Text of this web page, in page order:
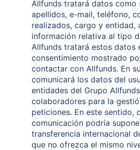
Allfunds tratará datos como
apellidos, e-mail, teléfono,
realizados, cargo y entidad,
información relativa al tipo
Allfunds tratará estos datos
consentimiento mostrado
contactar con Allfunds. En
comunicará los datos del
entidades del Grupo
colaboradores para la
peticiones. En este sentido,
comunicación podría
transferencia internacional
que no ofrezca el mismo